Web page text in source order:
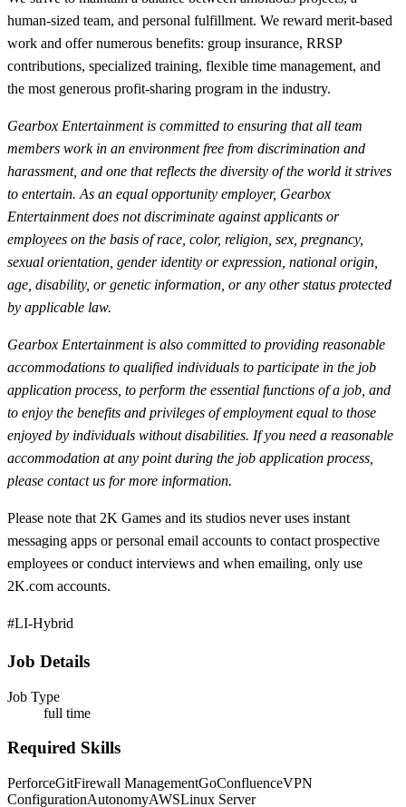
human-sized team, and personal fulfillment. We reward merit-based
work and offer numerous benefits: group insurance, RRSP
contributions, specialized training, flexible time management, and
the most generous profit-sharing program in the industry.
Gearbox Entertainment is committed to ensuring that all team
members work in an environment free from discrimination and
harassment, and one that reflects the diversity of the world it strives
to entertain. As an equal opportunity employer, Gearbox
Entertainment does not discriminate against applicants or
employees on the basis of race, color, religion, sex, pregnancy,
sexual orientation, gender identity or expression, national origin,
age, disability, or genetic information, or any other status protected
by applicable law.
Gearbox Entertainment is also committed to providing reasonable
accommodations to qualified individuals to participate in the job
application process, to perform the essential functions of a job, and
to enjoy the benefits and privileges of employment equal to those
enjoyed by individuals without disabilities. If you need a reasonable
accommodation at any point during the job application process,
please contact us for more information.
Please note that 2K Games and its studios never uses instant
messaging apps or personal email accounts to contact prospective
employees or conduct interviews and when emailing, only use
2K.com accounts.
#LI-Hybrid
Job Details
Job Type
full time
Required Skills
PerforceGitFirewall ManagementGoConfluenceVPN
ConfigurationAutonomyAWSLinux Server